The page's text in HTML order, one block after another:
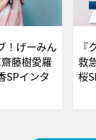
！げーみん
藤樹愛羅
SPインタ
救
桜